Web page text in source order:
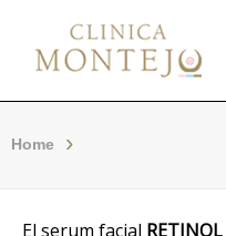
Home
El serum facial